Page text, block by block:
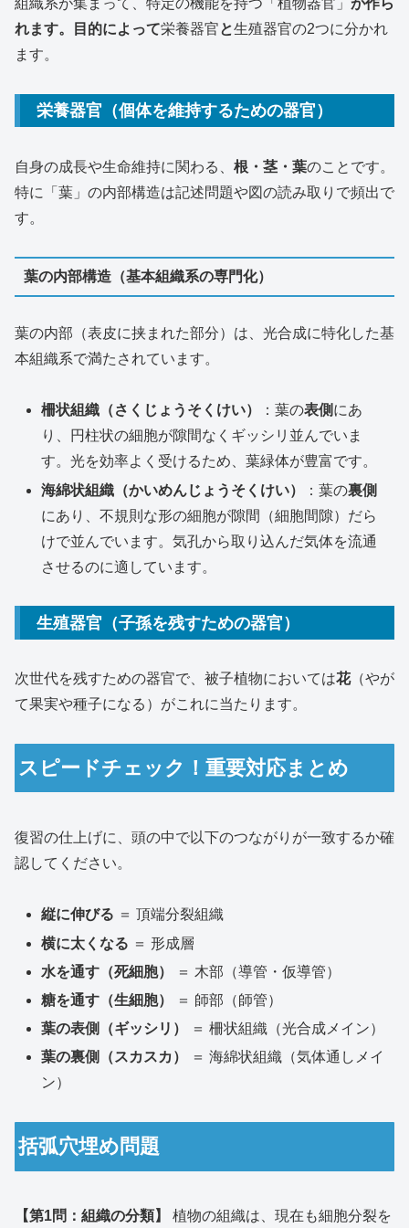
組織系が集まって、特定の機能を持つ「植物器官」 が作ら
れます。目的によって栄養器官と生殖器官の2つに分かれ
ます。
栄養器官（個体を維持するための器官）
自身の成長や生命維持に関わる、 根・茎・葉のことです。
特に「葉」の内部構造は記述問題や図の読み取りで頻出で
す。
葉の内部構造（基本組織系の専門化）
葉の内部（表皮に挟まれた部分）は、光合成に特化した基
本組織系で満たされています。
柵状組織（さくじょうそくけい） ：葉の表側 にあ
り、円柱状の細胞が隙間なくギッシリ並んでいま
す。光を効率よく受けるため、葉緑体が豊富です。
海綿状組織（かいめんじょうそくけい）
：葉の裏側
にあり、不規則な形の細胞が隙間（細胞間隙）だら
けで並んでいます。気孔から取り込んだ気体を流通
させるのに適しています。
生殖器官（子孫を残すための器官）
次世代を残すための器官で、被子植物においては花（やが
て果実や種子になる）がこれに当たります。
スピードチェック！重要対応まとめ
復習の仕上げに、頭の中で以下のつながりが一致するか確
認してください。
縦に伸びる ＝ 頂端分裂組織
横に太くなる ＝ 形成層
水を通す（死細胞）
＝ 木部（導管・仮導管）
糖を通す（生細胞）
＝ 師部（師管）
葉の表側（ギッシリ）
＝ 柵状組織（光合成メイン）
葉の裏側（スカスカ）
＝ 海綿状組織（気体通しメイ
ン）
括弧穴埋め問題
【第1問：組織の分類】 植物の組織は、現在も細胞分裂を